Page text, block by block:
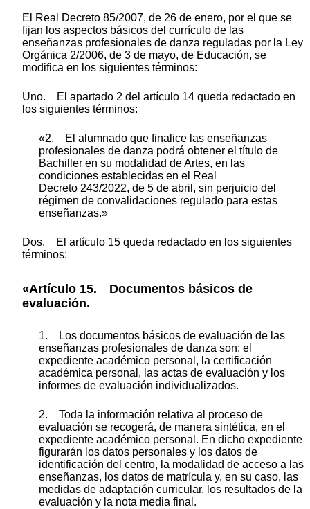
El Real Decreto 85/2007, de 26 de enero, por el que se
fijan los aspectos básicos del currículo de las
enseñanzas profesionales de danza reguladas por la Ley
Orgánica 2/2006, de 3 de mayo, de Educación, se
modifica en los siguientes términos:
Uno. El apartado 2 del artículo 14 queda redactado en
los siguientes términos:
«2. El alumnado que finalice las enseñanzas
profesionales de danza podrá obtener el título de
Bachiller en su modalidad de Artes, en las
condiciones establecidas en el Real
Decreto 243/2022, de 5 de abril, sin perjuicio del
régimen de convalidaciones regulado para estas
enseñanzas.»
Dos. El artículo 15 queda redactado en los siguientes
términos:
«Artículo 15. Documentos básicos de
evaluación.
1. Los documentos básicos de evaluación de las
enseñanzas profesionales de danza son: el
expediente académico personal, la certificación
académica personal, las actas de evaluación y los
informes de evaluación individualizados.
2. Toda la información relativa al proceso de
evaluación se recogerá, de manera sintética, en el
expediente académico personal. En dicho expediente
figurarán los datos personales y los datos de
identificación del centro, la modalidad de acceso a las
enseñanzas, los datos de matrícula y, en su caso, las
medidas de adaptación curricular, los resultados de la
evaluación y la nota media final.